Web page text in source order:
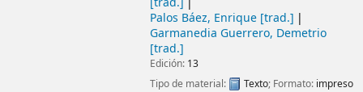
Palos Báez, Enrique[trad.]
Garmanedia Guerrero, Demetrio
[trad.]
Edición: 13
Tipo de material:
Texto; Formato: impreso